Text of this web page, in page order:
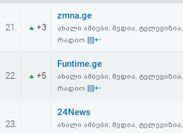
ფოსტა
ავტორიზაცია
რეგისტრაცია
21. +3
zmna.ge
ახალი ამბები, მედია, ტელევიზია,
რადიო ▤⇠
22. +5
Funtime.ge
ახალი ამბები, მედია, ტელევიზია,
რადიო ▤⇠
23.
24News
ახალი ამბები, მედია, ტელევიზია,